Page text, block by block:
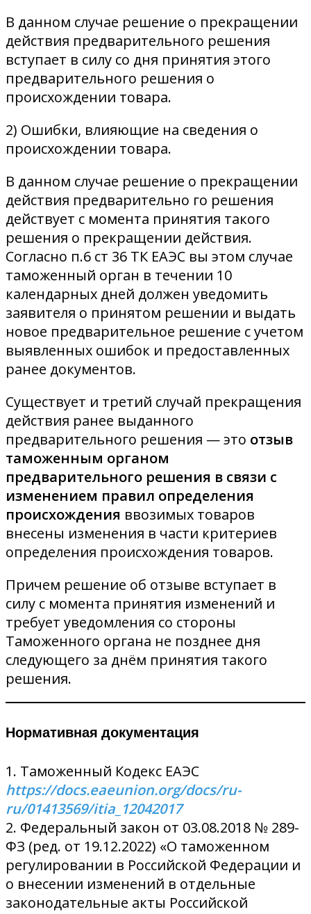
В данном случае решение о прекращении
действия предварительного решения
вступает в силу со дня принятия этого
предварительного решения о
происхождении товара.
2) Ошибки, влияющие на сведения о
происхождении товара.
В данном случае решение о прекращении
действия предварительно го решения
действует с момента принятия такого
решения о прекращении действия.
Согласно п.6 ст 36 ТК ЕАЭС вы этом случае
таможенный орган в течении 10
календарных дней должен уведомить
заявителя о принятом решении и выдать
новое предварительное решение с учетом
выявленных ошибок и предоставленных
ранее документов.
Существует и третий случай прекращения
действия ранее выданного
предварительного решения — это отзыв
таможенным органом
предварительного решения в связи с
изменением правил определения
происхождения ввозимых товаров
внесены изменения в части критериев
определения происхождения товаров.
Причем решение об отзыве вступает в
силу с момента принятия изменений и
требует уведомления со стороны
Таможенного органа не позднее дня
следующего за днём принятия такого
решения.
Нормативная документация
1. Таможенный Кодекс ЕАЭС
https://docs.eaeunion.org/docs/ru-
ru/01413569/itia_12042017
2. Федеральный закон от 03.08.2018 № 289-
ФЗ (ред. от 19.12.2022) «О таможенном
регулировании в Российской Федерации и
о внесении изменений в отдельные
законодательные акты Российской